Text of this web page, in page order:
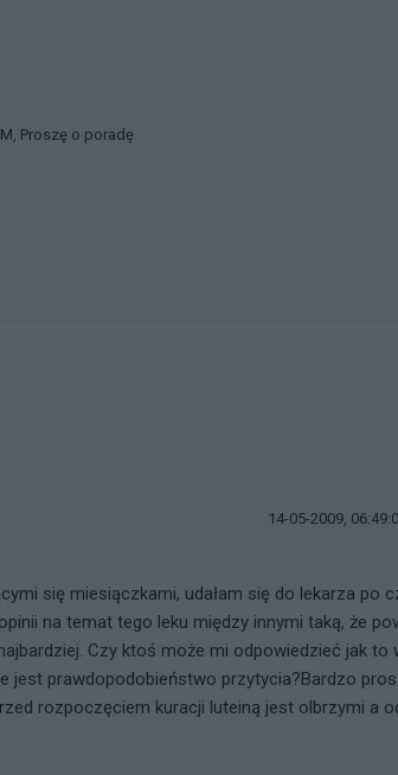
Proszę o poradę
14-05-2009,
się miesiączkami, udałam się do lekarza po
na temat tego leku między innymi taką, że
Czy ktoś może mi odpowiedzieć jak to
jest prawdopodobieństwo przytycia?Bardzo
rozpoczęciem kuracji luteiną jest olbrzymi a